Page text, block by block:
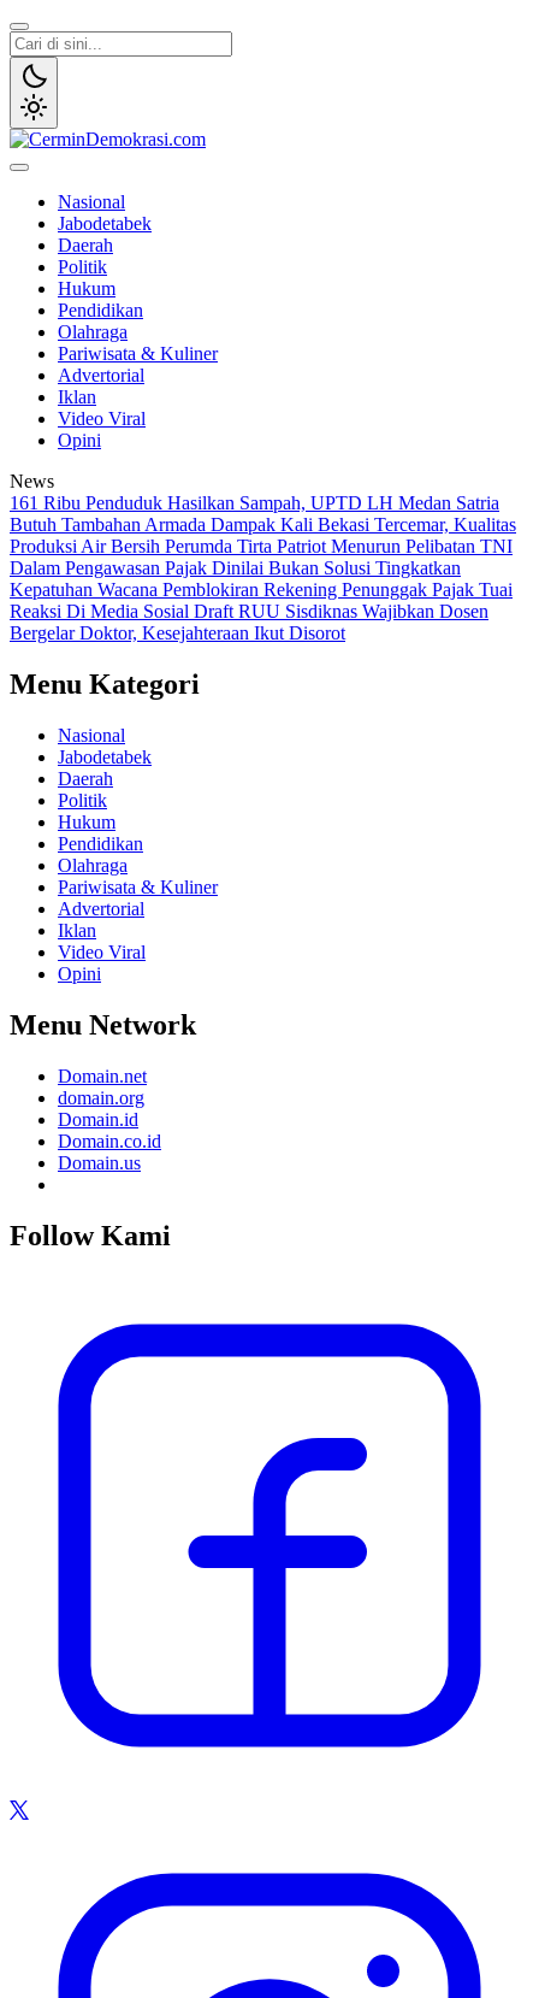
Lewati
ke
konten
Nasional
Jabodetabek
Daerah
Politik
Hukum
Pendidikan
Olahraga
Pariwisata & Kuliner
Advertorial
Iklan
Video Viral
Opini
News
161 Ribu Penduduk Hasilkan Sampah, UPTD LH Medan Satria
Butuh Tambahan Armada Dampak Kali Bekasi Tercemar, Kualitas
Produksi Air Bersih Perumda Tirta Patriot Menurun Pelibatan TNI
Dalam Pengawasan Pajak Dinilai Bukan Solusi Tingkatkan
Kepatuhan Wacana Pemblokiran Rekening Penunggak Pajak Tuai
Reaksi Di Media Sosial Draft RUU Sisdiknas Wajibkan Dosen
Bergelar Doktor, Kesejahteraan Ikut Disorot
Menu Kategori
Nasional
Jabodetabek
Daerah
Politik
Hukum
Pendidikan
Olahraga
Pariwisata & Kuliner
Advertorial
Iklan
Video Viral
Opini
Menu Network
Domain.net
domain.org
Domain.id
Domain.co.id
Domain.us
Follow Kami